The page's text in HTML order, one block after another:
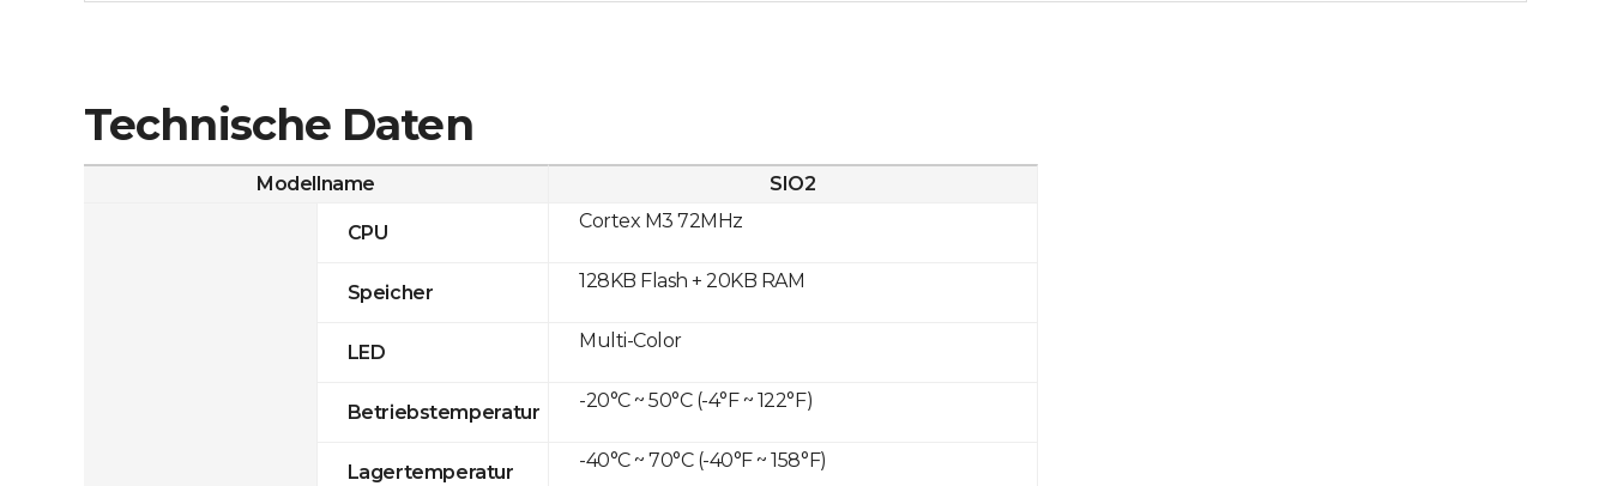
Technische Daten
Modellname
CPU
Speicher
LED
Betriebstemperatur
Lagertemperatur
SIO2
Cortex M3 72MHz
128KB Flash + 20KB RAM
Multi-Color
-20°C ~ 50°C (-4°F ~ 122°F)
-40°C ~ 70°C (-40°F ~ 158°F)